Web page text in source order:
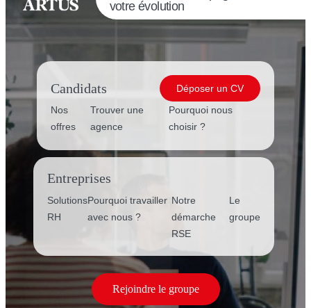
votre évolution
Candidats
Déposer un CV
Nos
offres
Trouver une
agence
Pourquoi nous
choisir ?
Entreprises
Solutions
RH
Pourquoi travailler
avec nous ?
Notre
démarche
RSE
Le
groupe
Rejoindre le groupe